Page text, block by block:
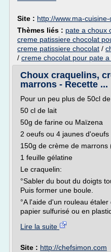
Site : http://www.ma-
Thèmes liés : pate a choux
creme patissiere chocolat
creme patissiere chocolat /
/ creme chocolat pour pate
Choux craquelins,
marrons - Recette ...
Pour un peu plus de 50cl
50 cl de lait
50g de farine ou Maïzena
2 oeufs ou 4 jaunes d'oeufs
150g de crème de marrons
1 feuille gélatine
Le craquelin:
°Sabler du bout du doigts
Puis former une boule.
°A l'aide d'un rouleau
papier sulfurisé ou en
Lire la suite
Site : http://chefsimon.com